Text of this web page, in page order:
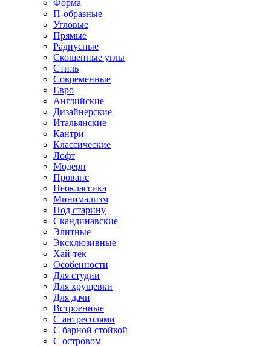
Форма
П-образные
Угловые
Прямые
Радиусные
Скошенные углы
Стиль
Современные
Евро
Английские
Дизайнерские
Итальянские
Кантри
Классические
Лофт
Модерн
Прованс
Неоклассика
Минимализм
Под старину
Скандинавские
Элитные
Эксклюзивные
Хай-тек
Особенности
Для студии
Для хрущевки
Для дачи
Встроенные
С антресолями
С барной стойкой
С островом